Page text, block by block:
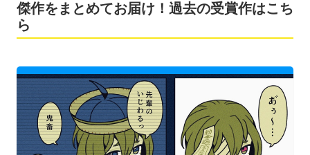
傑作をまとめてお届け！過去の受賞作はこち
ら